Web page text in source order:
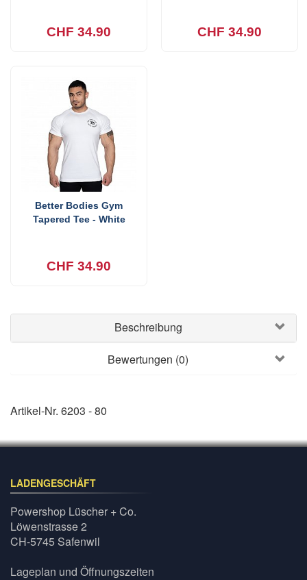
CHF 34.90 CHF 34.90
Better Bodies Gym
Tapered Tee - White
CHF 34.90
Beschreibung
Bewertungen (0)
Artikel-Nr. 6203 - 80
LADENGESCHÄFT
Powershop Lüscher + Co.
Löwenstrasse 2
CH-5745 Safenwil
Lageplan und Öffnungszeiten